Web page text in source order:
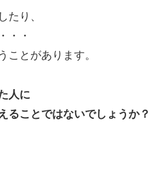
たり、
・・
ことがあります。
人に
ることではないでしょうか？